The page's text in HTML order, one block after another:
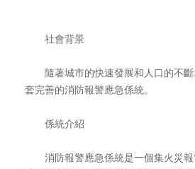
社會背景
隨著城市的快速發展和人口的不斷
套完善的消防報警應急係統。
係統介紹
消防報警應急係統是一個集火災報